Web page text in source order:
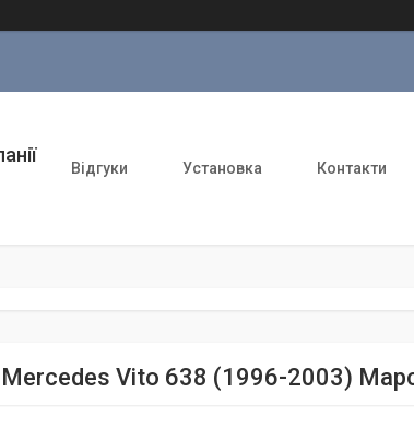
Відгуки Установка Контакти
Mercedes Vito 638 (1996-2003)